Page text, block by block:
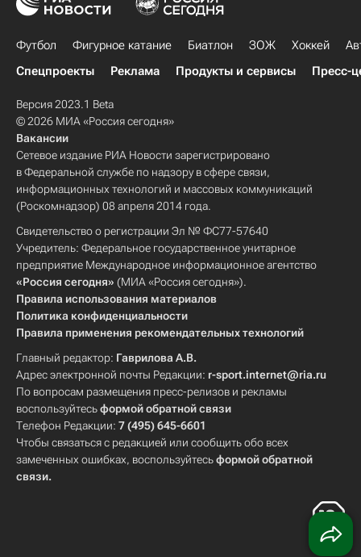
Футбол Фигурное катание Биатлон ЗОЖ Хоккей
Спецпроекты
Реклама Продукты и сервисы Пресс-
Версия 2023.1 Beta
© 2026 МИА «Россия сегодня»
Вакансии
Сетевое издание РИА Новости зарегистрировано
в Федеральной службе по надзору в сфере связи,
информационных технологий и массовых коммуникаций
(Роскомнадзор) 08 апреля 2014 года.
Свидетельство о регистрации Эл № ФС77-57640
Учредитель: Федеральное государственное унитарное
предприятие Международное информационное агентство
«Россия сегодня» (МИА «Россия сегодня»).
Правила использования материалов
Политика конфиденциальности
Правила применения рекомендательных технологий
Главный редактор: Гаврилова А.В.
Адрес электронной почты Редакции: r-sport.internet@ria.ru
По вопросам размещения пресс-релизов и рекламы
воспользуйтесьформой обратной связи
Телефон Редакции: 7 (495) 645-6601
Чтобы связаться с редакцией или сообщить обо всех
замеченных ошибках, воспользуйтесьформой обратной
связи.